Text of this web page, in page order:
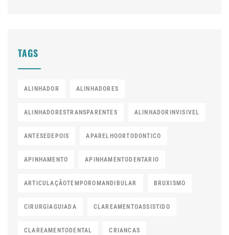
TAGS
ALINHADOR ALINHADORES
ALINHADORESTRANSPARENTES ALINHADORINVISIVEL
ANTESEDEPOIS APARELHOORTODONTICO
APINHAMENTO APINHAMENTODENTARIO
ARTICULAÇÃOTEMPOROMANDIBULAR BRUXISMO
CIRURGIAGUIADA CLAREAMENTOASSISTIDO
CLAREAMENTODENTAL CRIANCAS